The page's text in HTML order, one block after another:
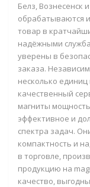
Белз, Вознесенск
обрабатываются
товар в
надёжными
уверены в
заказа.
несколько
качественный
магниты
эффективное и
спектра задач.
компактность и
в торговле,
продукцию на
качество,